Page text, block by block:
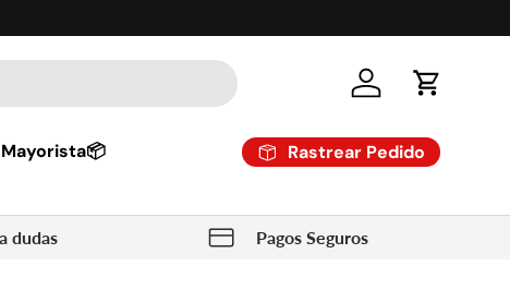
Cuenta Carrito
Rastrear Pedido
dudas Pagos Seguros